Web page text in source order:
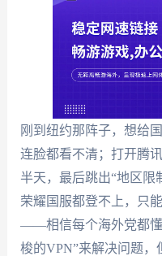
刚到纽约那阵子，想给
连脸都看不清；打开腾
半天，最后跳出“地区限
荣耀国服都登不上，只
——相信每个海外党都懂
梭的VPN”来解决问题，